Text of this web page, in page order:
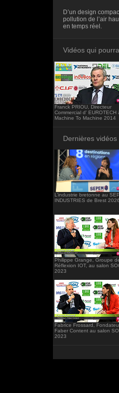
</iframe>
D’un design
pollution de l’air
en temps réel.
Vidéos qui
Franck PRIOU, Directeur
Commercial d' EUROTECH
Machine To Machine 2014
Dernières
L’industrie bretonne au
INDUSTRIES de Brest 2026
Philippe Grange, Groupe
Réflexion IOT, au salon
2023
Fabrice Frossard,
Faber Content au salon
2023